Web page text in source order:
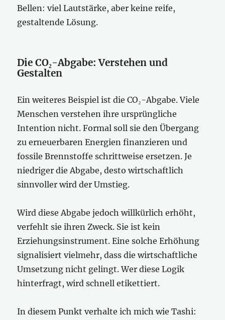
Bellen: viel Lautstärke, aber keine reife,
gestaltende Lösung.
Die CO₂-Abgabe: Verstehen und
Gestalten
Ein weiteres Beispiel ist die CO₂-Abgabe. Viele
Menschen verstehen ihre ursprüngliche
Intention nicht. Formal soll sie den Übergang
zu erneuerbaren Energien finanzieren und
fossile Brennstoffe schrittweise ersetzen. Je
niedriger die Abgabe, desto wirtschaftlich
sinnvoller wird der Umstieg.
Wird diese Abgabe jedoch willkürlich erhöht,
verfehlt sie ihren Zweck. Sie ist kein
Erziehungsinstrument. Eine solche Erhöhung
signalisiert vielmehr, dass die wirtschaftliche
Umsetzung nicht gelingt. Wer diese Logik
hinterfragt, wird schnell etikettiert.
In diesem Punkt verhalte ich mich wie Tashi: